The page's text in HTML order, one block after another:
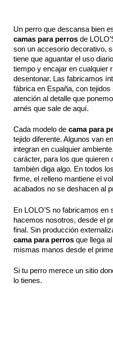
producto
Un perro que descansa bien
camas para perrosde
son un accesorio decorativo,
tiene que aguantar el uso
tiempo y encajar en cualquier
desentonar. Las fabricamos
fábrica en España, con
atención al detalle que
arnés que sale de aquí.
Cada modelo de cama para
tejido diferente. Algunos van
integran en cualquier
carácter, para los que quieren
también diga algo. En todos
firme, el relleno mantiene el
acabados no se deshacen al
En LOLO’S no fabricamos en
hacemos nosotros, desde el
final. Sin producción
cama para perrosque llega
mismas manos desde el
Si tu perro merece un sitio
lo tienes.